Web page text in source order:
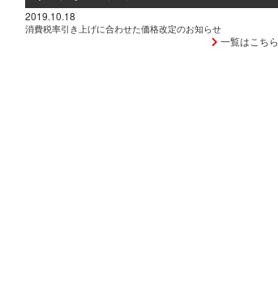
2019.10.18
消費税率引き上げに合わせた価格改定のお知らせ
一覧はこちら